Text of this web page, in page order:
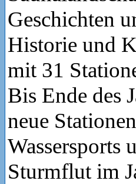
Geschichten
Historie und
mit 31
Bis Ende des
neue
Wassersports
Sturmflut im